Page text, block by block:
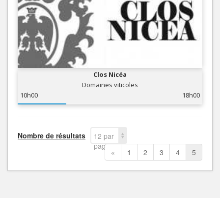
Clos Nicéa
Domaines viticoles
10h00
18h00
Nombre de résultats
12 par
page
« 1 2 3 4 5